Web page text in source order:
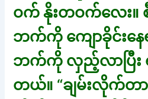
ဝက် နိုးတဝက်လေး။
ဘက်ကို ကျောခိုင်းနေ
ဘက်ကို လှည့်လာပြီး
တယ်။ “ချမ်းလိုက်တာ